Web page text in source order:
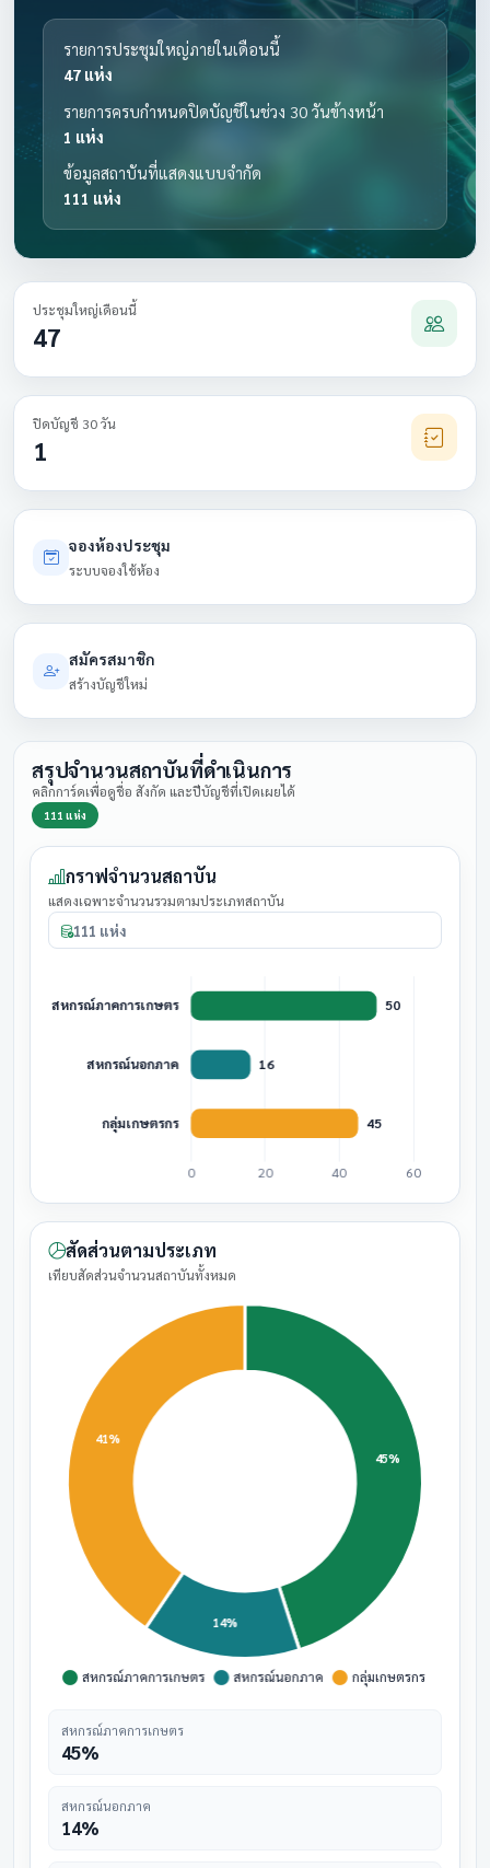
รายการประชุมใหญ่ภายในเดือนนี้
47 แห่ง
รายการครบกำหนดปิดบัญชีในช่วง 30 วันข้างหน้า
1 แห่ง
ข้อมูลสถาบันที่แสดงแบบจำกัด
111 แห่ง
ประชุมใหญ่เดือนนี้
47
ปิดบัญชี 30 วัน
1
จองห้องประชุม
ระบบจองใช้ห้อง
สมัครสมาชิก
สร้างบัญชีใหม่
สรุปจำนวนสถาบันที่ดำเนินการ
คลิกการ์ดเพื่อดูชื่อ สังกัด และปีบัญชีที่เปิดเผยได้
111 แห่ง
กราฟจำนวนสถาบัน
แสดงเฉพาะจำนวนรวมตามประเภทสถาบัน
111 แห่ง
สัดส่วนตามประเภท
เทียบสัดส่วนจำนวนสถาบันทั้งหมด
สหกรณ์ภาคการเกษตร
45%
สหกรณ์นอกภาค
14%